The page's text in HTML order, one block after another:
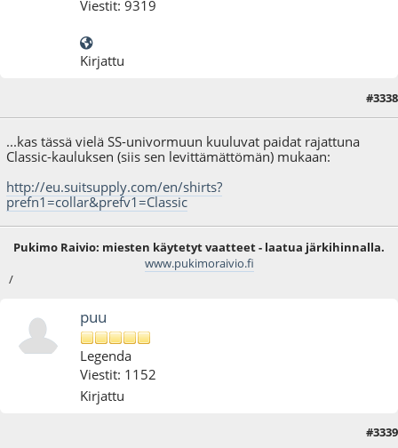
Viestit: 9319
Kirjattu
#3338
...kas tässä vielä SS-univormuun kuuluvat paidat rajattuna
Classic-kauluksen (siis sen levittämättömän) mukaan:
http://eu.suitsupply.com/en/shirts?
prefn1=collar&prefv1=Classic
Pukimo Raivio: miesten käytetyt vaatteet - laatua järkihinnalla.
www.pukimoraivio.fi
/
puu
Legenda
Viestit: 1152
Kirjattu
#3339